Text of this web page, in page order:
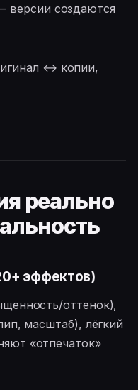
версии создаются
↔ копии,
реально
эффектов)
оттенок),
масштаб), лёгкий
«отпечаток»